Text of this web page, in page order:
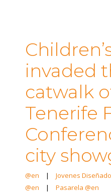
invaded
catwalk
Tenerife
city
@en | Jovenes
@en
| Pasarela @en